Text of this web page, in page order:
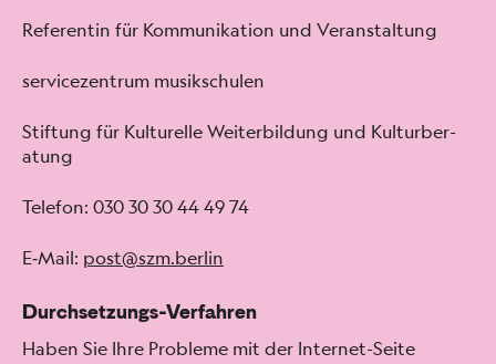
Ref­er­entin für Kom­mu­nika­tion und Ver­anstal­tung
ser­vicezen­trum musikschulen
Stiftung für Kul­turelle Weit­er­bil­dung und Kul­turber­
atung
Tele­fon: 030 30 30 44 49 74
E‑Mail: post@szm.berlin
Durchsetzungs-Verfahren
Haben Sie Ihre Prob­leme mit der Inter­net-Seite